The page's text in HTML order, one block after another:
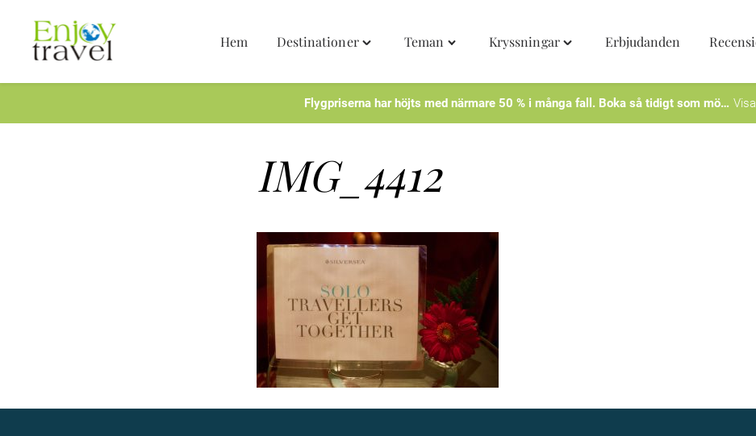
Hoppa
Hem Destinationer Teman
Toggle
Kryssningar Erbjudanden
Flygpriserna har höjts med närmare 50 % i många fall. Boka så tidigt som mö
IMG_4412